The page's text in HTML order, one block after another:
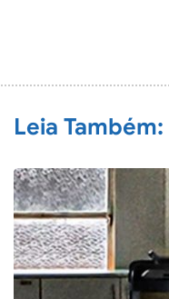
Leia Também: